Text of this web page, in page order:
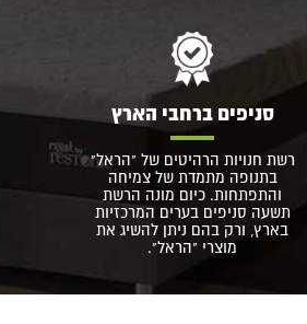
סניפים ברחבי הארץ
רשת חנויות הרהיטים של "הראל"
בתנופה מתמדת של צמיחה
והתפתחות. כיום מונה הרשת
תשעה סניפים בערים המרכזיות
בארץ, ורק בהם ניתן להשיג את
מוצרי "הראל".